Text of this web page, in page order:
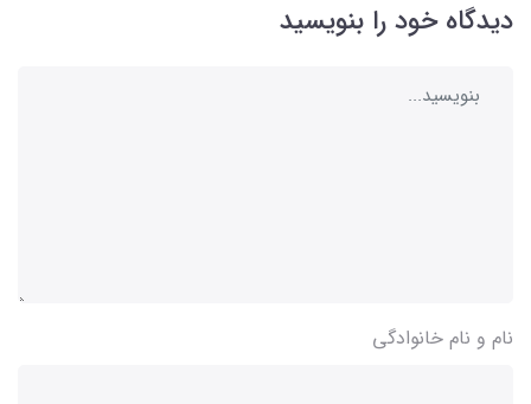
دیدگاه خود را بنویسید
نام و نام خانوادگی